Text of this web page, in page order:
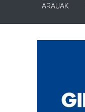
ARAUAK